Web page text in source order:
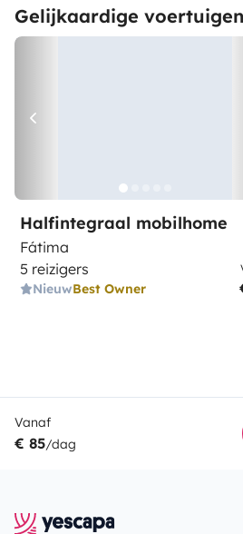
Gelijkaardige
Halfintegraal mobilhome
Fátima
5 reizigers
NieuwBest Owner
Vanaf
€ 85/dag